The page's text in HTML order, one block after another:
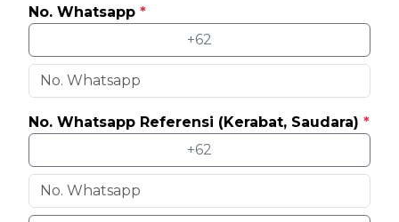
No. Whatsapp *
+62
No. Whatsapp Referensi (Kerabat, Saudara) *
+62